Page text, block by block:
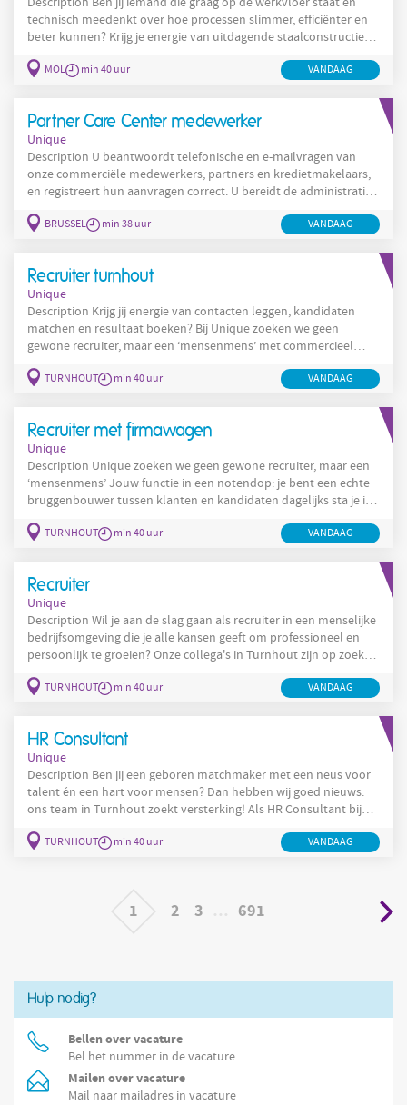
technisch meedenkt over hoe processen slimmer, efficiënter en
beter kunnen? Krijg je energie van uitdagende staalconstructies,
technische realisaties? Dan hebben wij een mooie uitdaging voor
technisch goed voorbereid zijn
MOL min 40 uur VANDAAG
Partner Care Center medewerker
Unique
Description U beantwoordt telefonische en e-mailvragen van
onze commerciële medewerkers, partners en kredietmakelaars,
en registreert hun aanvragen correct. U bereidt de administratie
goed geïnformeerde beslissing kunnen nemen. U controleert de
BRUSSEL min 38 uur VANDAAG
Recruiter turnhout
Unique
Description Krijg jij energie van contacten leggen, kandidaten
matchen en resultaat boeken? Bij Unique zoeken we geen
gewone recruiter, maar een ‘mensenmens’ met commercieel
over de job van recruiter! Werken als recruiter: jouw functie in
TURNHOUT min 40 uur VANDAAG
Recruiter met firmawagen
Unique
Description Unique zoeken we geen gewone recruiter, maar een
‘mensenmens’ Jouw functie in een notendop: je bent een echte
bruggenbouwer tussen klanten en kandidaten dagelijks sta je in
multinationals zijn je neemt vacatures op, dit kan zowel
TURNHOUT min 40 uur VANDAAG
Recruiter
Unique
Description Wil je aan de slag gaan als recruiter in een menselijke
bedrijfsomgeving die je alle kansen geeft om professioneel en
persoonlijk te groeien? Onze collega's in Turnhout zijn op zoek
Recruiter , what’s in a name? Jij bent de spilfiguur tussen
TURNHOUT min 40 uur VANDAAG
HR Consultant
Unique
Description Ben jij een geboren matchmaker met een neus voor
talent én een hart voor mensen? Dan hebben wij goed nieuws:
ons team in Turnhout zoekt versterking! Als HR Consultant bij
vertrouwenspersoon, een adviseur en een commerciële
TURNHOUT min 40 uur VANDAAG
1 2 3 691
Hulp nodig?
Bellen over vacature
Bel het nummer in de vacature
Mailen over vacature
Mail naar mailadres in vacature